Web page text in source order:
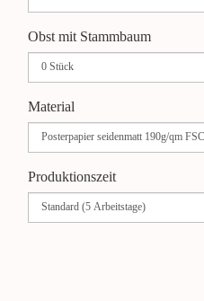
Obst mit Stammbaum
Material
Produktionszeit